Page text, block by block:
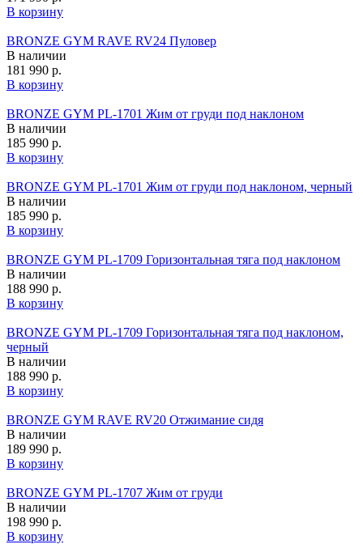
В корзину
BRONZE GYM RAVE RV24 Пуловер
В наличии
181 990 р.
В корзину
BRONZE GYM PL-1701 Жим от груди под наклоном
В наличии
185 990 р.
В корзину
BRONZE GYM PL-1701 Жим от груди под наклоном, черный
В наличии
185 990 р.
В корзину
BRONZE GYM PL-1709 Горизонтальная тяга под наклоном
В наличии
188 990 р.
В корзину
BRONZE GYM PL-1709 Горизонтальная тяга под наклоном,
черный
В наличии
188 990 р.
В корзину
BRONZE GYM RAVE RV20 Отжимание сидя
В наличии
189 990 р.
В корзину
BRONZE GYM PL-1707 Жим от груди
В наличии
198 990 р.
В корзину